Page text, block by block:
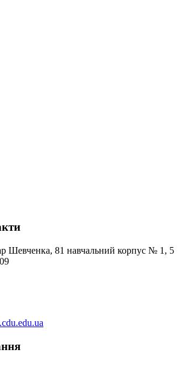
Шевченка, 81 навчальний корпус № 1, 5